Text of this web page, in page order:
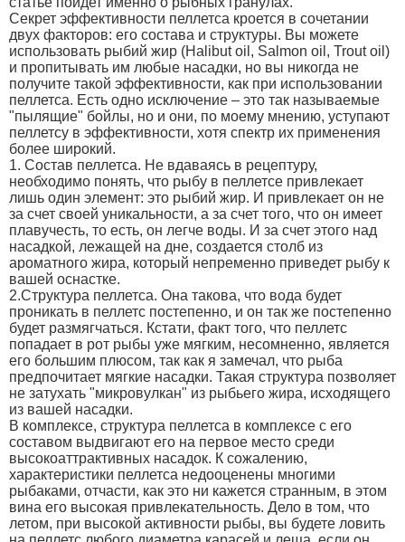
Секрет эффективности пеллетса кроется в сочетании
двух факторов: его состава и структуры. Вы можете
использовать рыбий жир (Halibut oil, Salmon oil, Trout oil)
и пропитывать им любые насадки, но вы никогда не
получите такой эффективности, как при использовании
пеллетса. Есть одно исключение – это так называемые
"пылящие" бойлы, но и они, по моему мнению, уступают
пеллетсу в эффективности, хотя спектр их применения
более широкий.
1. Состав пеллетса. Не вдаваясь в рецептуру,
необходимо понять, что рыбу в пеллетсе привлекает
лишь один элемент: это рыбий жир. И привлекает он не
за счет своей уникальности, а за счет того, что он имеет
плавучесть, то есть, он легче воды. И за счет этого над
насадкой, лежащей на дне, создается столб из
ароматного жира, который непременно приведет рыбу к
вашей оснастке.
2.Структура пеллетса. Она такова, что вода будет
проникать в пеллетс постепенно, и он так же постепенно
будет размягчаться. Кстати, факт того, что пеллетс
попадает в рот рыбы уже мягким, несомненно, является
его большим плюсом, так как я замечал, что рыба
предпочитает мягкие насадки. Такая структура позволяет
не затухать "микровулкан" из рыбьего жира, исходящего
из вашей насадки.
В комплексе, структура пеллетса в комплексе с его
составом выдвигают его на первое место среди
высокоаттрактивных насадок. К сожалению,
характеристики пеллетса недооценены многими
рыбаками, отчасти, как это ни кажется странным, в этом
вина его высокая привлекательность. Дело в том, что
летом, при высокой активности рыбы, вы будете ловить